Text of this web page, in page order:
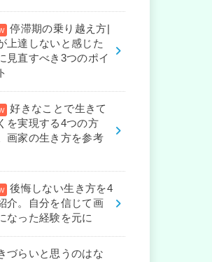
停滞期の乗り越え方|
上達しないと感じた
見直すべき3つのポイ
好きなことで生きて
を実現する4つの方
画家の生き方を参考
後悔しない生き方を4
介。自分を信じて画
なった経験を元に
づらいと思うのはな